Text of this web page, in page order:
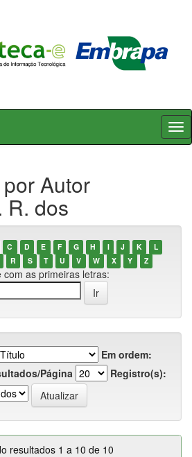
Autor
R. dos
C D E F G H I J K
L
R S T U V W X Y Z
com as primeiras letras:
Em ordem:
Página
Registro(s):
resultados 1 a 10 de 10